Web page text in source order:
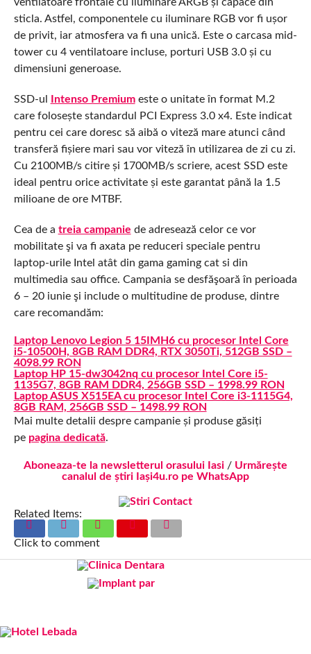
sticla. Astfel, componentele cu iluminare RGB vor fi ușor
de privit, iar atmosfera va fi una unică. Este o carcasa mid-
tower cu 4 ventilatoare incluse, porturi USB 3.0 și cu
dimensiuni generoase.
SSD-ul Intenso Premiumeste o unitate în format M.2
care folosește standardul PCI Express 3.0 x4. Este indicat
pentru cei care doresc să aibă o viteză mare atunci când
transferă fișiere mari sau vor viteză în utilizarea de zi cu zi.
Cu 2100MB/s citire și 1700MB/s scriere, acest SSD este
ideal pentru orice activitate și este garantat până la 1.5
milioane de ore MTBF.
Cea de a treia campanie de adresează celor ce vor
mobilitate şi va fi axata pe reduceri speciale pentru
laptop-urile Intel atât din gama gaming cat si din
multimedia sau office. Campania se desfăşoară în perioada
6 – 20 iunie şi include o multitudine de produse, dintre
care recomandăm:
Laptop Lenovo Legion 5 15IMH6 cu procesor Intel Core
i5-10500H, 8GB RAM DDR4, RTX 3050Ti, 512GB SSD –
4098.99 RON
Laptop HP 15-dw3042nq cu procesor Intel Core i5-
1135G7, 8GB RAM DDR4, 256GB SSD – 1998.99 RON
Laptop ASUS X515EA cu procesor Intel Core i3-1115G4,
8GB RAM, 256GB SSD – 1498.99 RON
Mai multe detalii despre campanie și produse găsiți
pe pagina dedicată.
Aboneaza-te la newsletterul orasului Iasi/ Urmărește
canalul de știri Iași4u.ro pe WhatsApp
Related Items:
Click to comment